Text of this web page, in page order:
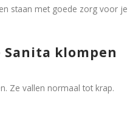
staan met goede zorg voor je
klompen
Ze vallen normaal tot krap.